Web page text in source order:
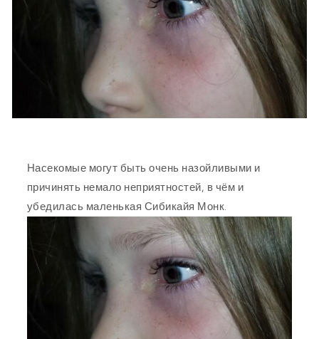
Насекомые могут быть очень назойливыми и
причинять немало неприятностей, в чём и
убедилась маленькая Сибикайя Монк.